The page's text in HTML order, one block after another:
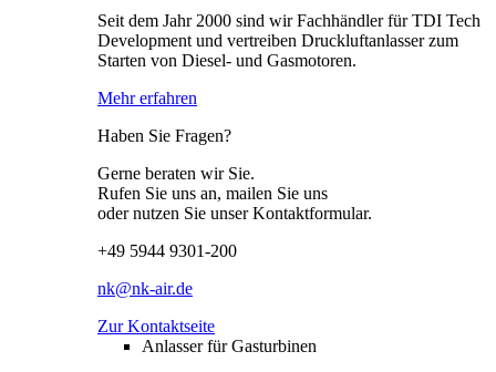
Seit dem Jahr 2000 sind wir Fachhändler für TDI Tech
Development und vertreiben Druckluftanlasser zum
Starten von Diesel- und Gasmotoren.
Mehr erfahren
Haben Sie Fragen?
Gerne beraten wir Sie.
Rufen Sie uns an, mailen Sie uns
oder nutzen Sie unser Kontaktformular.
+49 5944 9301-200
nk@nk-air.de
Zur Kontaktseite
Anlasser für Gasturbinen